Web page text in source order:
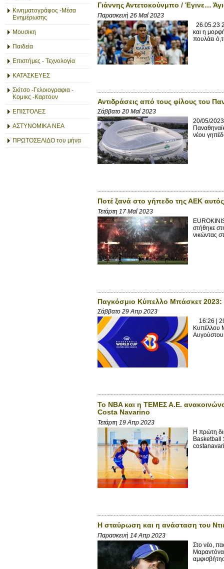
Κινηματογράφος -Μέσα
Ενημέρωσης
Μουσικη
Παιδεία
Επιστήμες - Τεχνολογία
ΚΑΤΑΣΚΕΥΕΣ
Σκίτσο -Γελοιογραφια -
Κομικς -Καρτουν
ΕΠΙΣΤΟΛΕΣ
ΑΣΤΥΝΟΜΙΚΑ ΝΕΑ
ΠΡΩΤΟΣΕΛΙΔΟ του μήνα
Γιάννης Αντετοκούνμπο / Έγινε…
Παρασκευή 26 Μαΐ 2023
26.05.23
και η
πουλάει
Αντιδράσεις από τους φίλους του
Σάββατο 20 Μαΐ 2023
20/05/
νέου
Ποτέ ξανά στο γήπεδο της ΑΕΚ
Τετάρτη 17 Μαΐ 2023
στήθηκε
νικώντας
Παγκόσμιο Κύπελλο Μπάσκετ 2023:
Σάββατο 29 Απρ 2023
16:26 |
Κυπέλλου
Αυγούστου
Το NBA και η ΤΕΜΕΣ Α.Ε.
Costa Navarino
Τετάρτη 19 Απρ 2023
Η πρώτη
Basketball
Η σταύρωση και η ανάσταση του
Παρασκευή 14 Απρ 2023
Στο νέο,